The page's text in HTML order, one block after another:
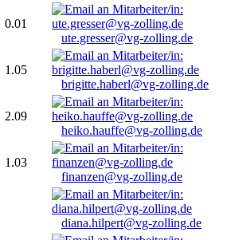
0.01
ute.gresser@vg-zolling.de
1.05
brigitte.haberl@vg-zolling.de
2.09
heiko.hauffe@vg-zolling.de
1.03
finanzen@vg-zolling.de
diana.hilpert@vg-zolling.de